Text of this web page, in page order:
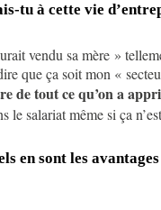
tu à cette vie
vendu sa mère »
que ça soit mon «
de tout ce qu’on a
le salariat même si ça
en sont les